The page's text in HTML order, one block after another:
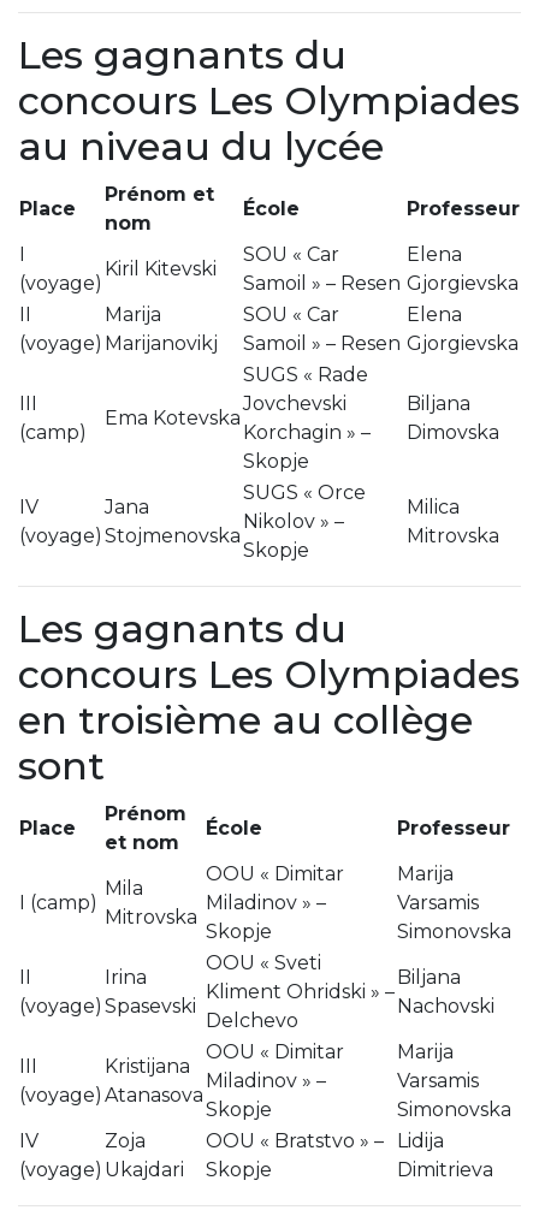
Les gagnants du
concours Les Olympiades
au niveau du lycée
Place
Prénom et
nom
École
Professeur
I
(voyage)
Kiril Kitevski
SOU « Car
Samoil » – Resen
Elena
Gjorgievska
II
(voyage)
Marija
Marijanovikj
SOU « Car
Samoil » – Resen
Elena
Gjorgievska
III
(camp)
Ema Kotevska
SUGS « Rade
Jovchevski
Korchagin » –
Skopje
Biljana
Dimovska
IV
(voyage)
Jana
Stojmenovska
SUGS « Orce
Nikolov » –
Skopje
Milica
Mitrovska
Les gagnants du
concours Les Olympiades
en troisième au collège
sont
Place
Prénom
et nom
École Professeur
I (camp)
Mila
Mitrovska
OOU « Dimitar
Miladinov » –
Skopje
Marija
Varsamis
Simonovska
II
(voyage)
Irina
Spasevski
OOU « Sveti
Kliment Ohridski » –
Delchevo
Biljana
Nachovski
III
(voyage)
Kristijana
Atanasova
OOU « Dimitar
Miladinov » –
Skopje
Marija
Varsamis
Simonovska
IV
(voyage)
Zoja
Ukajdari
OOU « Bratstvo » –
Skopje
Lidija
Dimitrieva